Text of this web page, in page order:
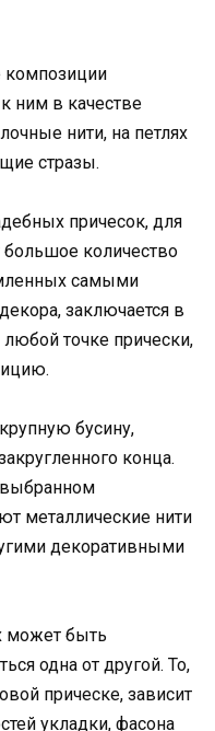
ним в качестве
нити, на петлях
стразы.
причесок, для
количество
самыми
заключается в
точке прически,
бусину,
конца.
выбранном
металлические нити
декоративными
может быть
одна от другой. То,
прическе, зависит
укладки, фасона